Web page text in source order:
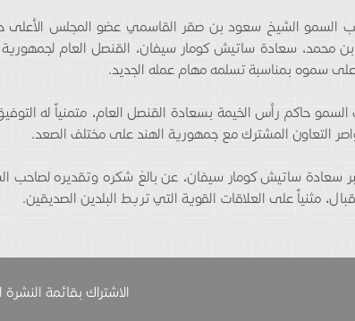
السمو الشيخ سعود بن صقر القاسمي عضو المجلس الأعلى
محمد، سعادة ساتيش كومار سيفان، القنصل العام لجمهورية
سموه بمناسبة تسلمه مهام عمله الجديد.
حاكم رأس الخيمة بسعادة القنصل العام، متمنياً له
التعاون المشترك مع جمهورية الهند على مختلف الصعد.
سعادة ساتيش كومار سيفان، عن بالغ شكره وتقديره لصاحب
مثنياً على العلاقات القوية التي تربط البلدين الصديقين.
الاشتراك بقائمة النشرة